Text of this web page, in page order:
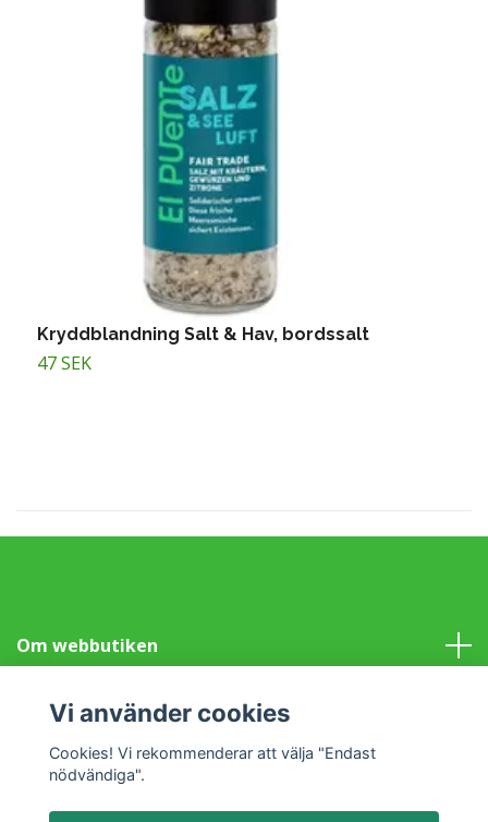
Kryddblandning Salt & Hav, bordssalt
47 SEK
Om webbutiken
Information
Sociala medier
Vi använder cookies
Cookies! Vi rekommenderar att välja "Endast
nödvändiga".